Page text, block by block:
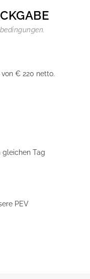
€ 220 netto.
gleichen Tag
PEV